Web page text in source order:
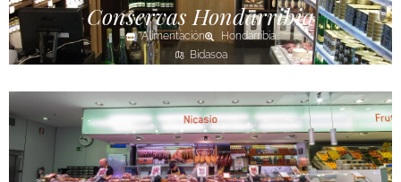
Conservas Hondarribia
Alimentación
Hondarribia
Bidasoa